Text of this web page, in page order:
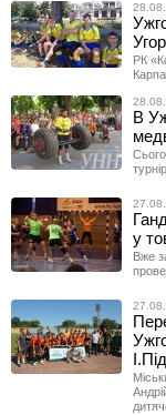
РК
В
у
Вже